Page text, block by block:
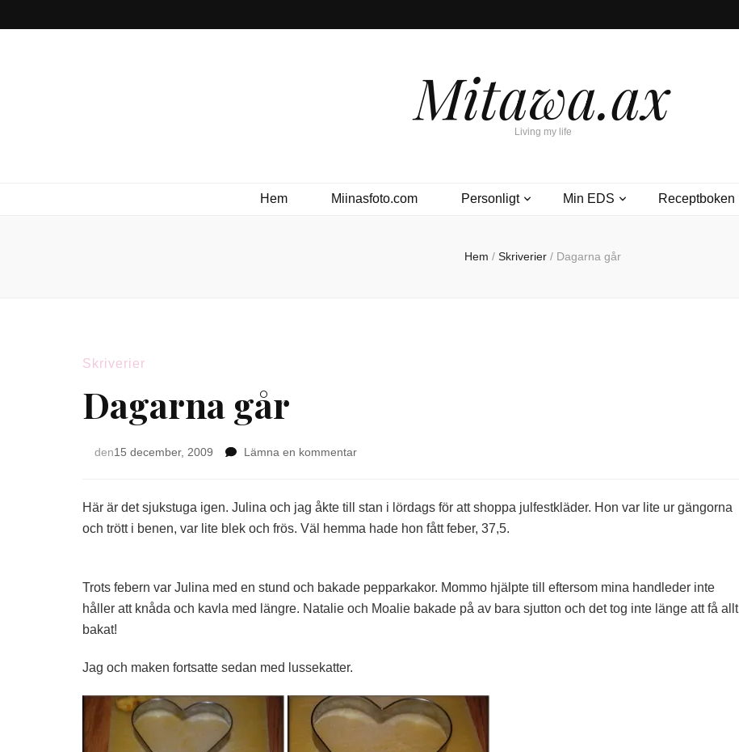
Mitawa.ax
Living my life
Hem Miinasfoto.com Personligt Min EDS Receptboken
Hem / Skriverier / Dagarna går
Skriverier
Dagarna går
den15 december, 2009 Lämna en kommentarpå
Här är det sjukstuga igen. Julina och jag åkte till stan i lördags för att shoppa julfestkläder. Hon var lite ur gängorna
och trött i benen, var lite blek och frös. Väl hemma hade hon fått feber, 37,5.
Trots febern var Julina med en stund och bakade pepparkakor. Mommo hjälpte till eftersom mina handleder inte
håller att knåda och kavla med längre. Natalie och Moalie bakade på av bara sjutton och det tog inte länge att få allt
bakat!
Jag och maken fortsatte sedan med lussekatter.